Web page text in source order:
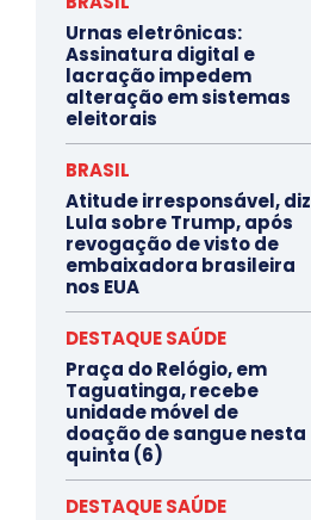
Urnas eletrônicas:
Assinatura digital e
lacração impedem
alteração em sistemas
eleitorais
BRASIL
Atitude irresponsável, diz
Lula sobre Trump, após
revogação de visto de
embaixadora brasileira
nos EUA
DESTAQUE SAÚDE
Praça do Relógio, em
Taguatinga, recebe
unidade móvel de
doação de sangue nesta
quinta (6)
DESTAQUE SAÚDE